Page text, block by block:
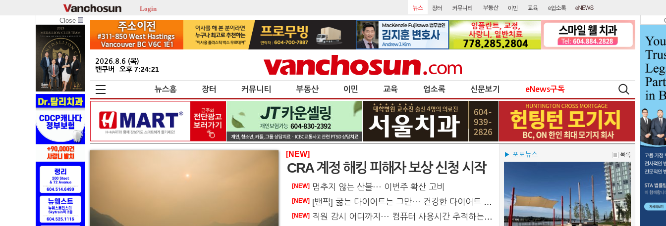
Login
Close
2026.8.6 (목)
밴쿠버 오후 7:24:23
뉴스홈 장터 커뮤니티 부동산 이민 교육 업소록 신문보기 eNews구독
[NEW]
CRA 계정 해킹 피해자 보상 신청 시작
[NEW] 멈추지 않는 산불··· 이번주 확산 고비
[NEW] [밴픽] 굶는 다이어트는 그만··· 건강한 다이어트 보조제 5선
[NEW] 직원 감시 어디까지··· 컴퓨터 사용시간 추적하는 기업들
▶ 포토뉴스 목록